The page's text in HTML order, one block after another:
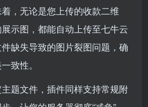
着，无论是您上传的收款二维
示图，都能自动上传至七牛云
缺失导致的图片裂图问题，确
致性。
主题文件，插件同样支持常规附